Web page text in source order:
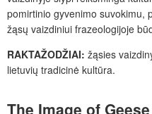
pomirtinio gyvenimo suvokimu,
žąsų vaizdiniui frazeologijoje
RAKTAŽODŽIAI: žąsies
lietuvių tradicinė kultūra.
The Image of